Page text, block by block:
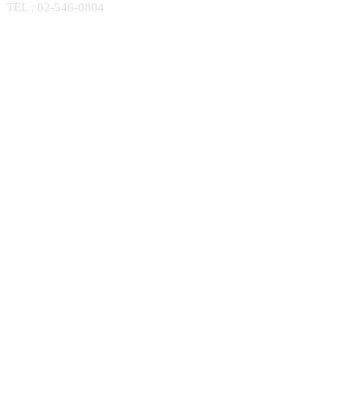
TEL : 02-546-0804